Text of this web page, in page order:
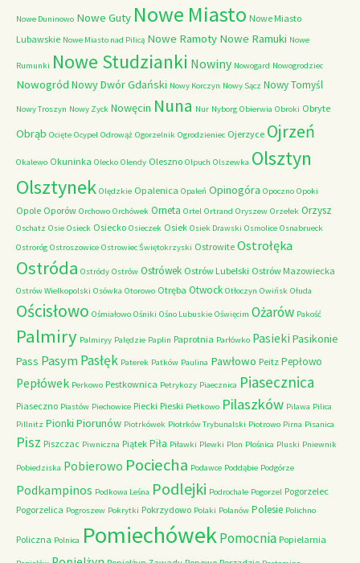
Nowe Duninowo Nowe Guty Nowe Miasto Nowe Miasto
Lubawskie Nowe Miasto nad Pilicą Nowe Ramoty Nowe Ramuki Nowe
Rumunki Nowe Studzianki Nowiny Nowogard Nowogrodziec
Nowogród Nowy Dwór Gdański Nowy Korczyn Nowy Sącz Nowy Tomyśl
Nowy Troszyn Nowy Zyck Nowęcin Nuna Nur Nyborg Obierwia Obroki Obryte
Obrąb Ocięte Ocypel Odrowąż Ogorzelnik Ogrodzieniec Ojerzyce Ojrzeń
Okalewo Okuninka Olecko Olendy Oleszno Olpuch Olszewka Olsztyn
Olsztynek Olędzkie Opalenica Opaleń Opinogóra Opoczno Opoki
Opole Oporów Orchowo Orchówek Orneta Ortel Ortrand Oryszew Orzełek Orzysz
Oschatz Osie Osieck Osiecko Osieczek Osiek Osiek Drawski Osmolice Osnabrueck
Ostroróg Ostroszowice Ostrowiec Świętokrzyski Ostrowite Ostrołęka
Ostróda Ostródy Ostrów Ostrówek Ostrów Lubelski Ostrów Mazowiecka
Ostrów Wielkopolski Osówka Otorowo Otręba Otwock Otłoczyn Owińsk Ołuda
Ościsłowo Ośmiałowo Ośniki Ośno Lubuskie Oświęcim Ożarów Pakość
Palmiry Palmiryy Palędzie Paplin Paprotnia Parłówko Pasieki Pasikonie
Pass PasymPasłęk Paterek Patków Paulina Pawłowo Peitz Pepłowo
Pepłówek Perkowo Pestkownica Petrykozy Piaecznica Piasecznica
Piaseczno Piastów Piechowice Piecki Pieski Pietkowo Pilaszków Pilawa Pilica
Pillnitz Pionki Piorunów Piotrkówek Piotrków Trybunalski Piotrowo Pirna Pisanica
Pisz Piszczac Piwniczna Piątek Piła Piławki Plewki Plon Plośnica Pluski Pniewnik
Pobiedziska Pobierowo Pociecha Podawce Poddąbie Podgórze
Podkampinos Podkowa Leśna Podlejki Podrochale Pogorzel Pogorzelec
Pogorzelica Pogroszew Pokrytki Pokrzydowo Polaki Polanów Polesie Polichno
Policzna Polnica PomiechówekPomocnia Popielarnia